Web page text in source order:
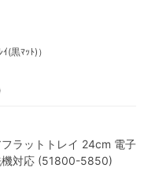
(黒ﾏｯﾄ)）
ラットトレイ 24cm 電子
機対応 (51800-5850)